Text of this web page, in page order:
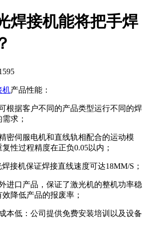
焊接机能将把手焊
机产品性能：
根据客户不同的产品类型运行不同的焊
求；
密伺服电机和直线轨相配合的运动模
性过程精度在正负0.05以内；
接机保证焊接直线速度可达18MM/S；
进口产品，保证了激光机的整机功率稳
降低产品的报废率；
本低：公司提供免费安装培训以及设备